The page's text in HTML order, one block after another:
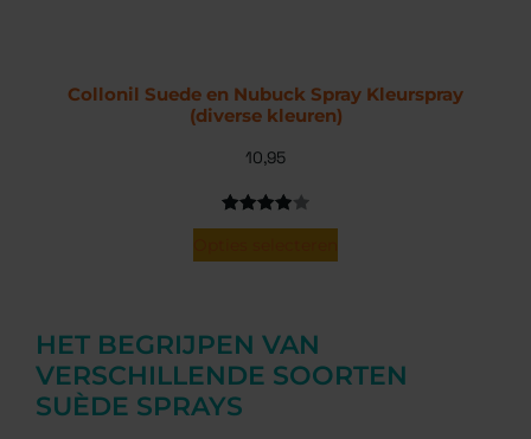
Collonil Suede en Nubuck Spray Kleurspray
(diverse kleuren)
10,95
Gewaardeerd
5
klantbeoordelingen
HET BEGRIJPEN VAN
VERSCHILLENDE SOORTEN
SUÈDE SPRAYS